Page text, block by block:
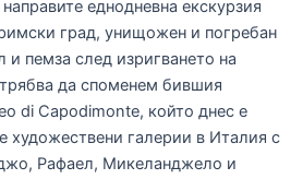
еднодневна екскурзия
град, унищожен и погребан
и пемза след изригването на
да споменем бившия
di Capodimonte, който днес е
художествени галерии в Италия с
Рафаел, Микеланджело и